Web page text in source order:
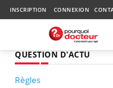
INSCRIPTION CONNEXION
QUESTION D'ACTU
Règles